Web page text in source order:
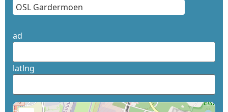
ad
latlng